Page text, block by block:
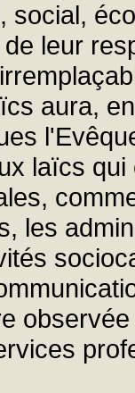
social,
leur
aura,
laïcs
les